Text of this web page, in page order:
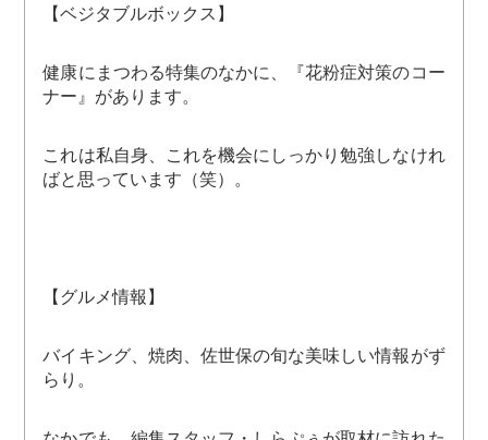
【ベジタブルボックス】
健康にまつわる特集のなかに、『花粉症対策のコー
ナー』があります。
これは私自身、これを機会にしっかり勉強しなけれ
ばと思っています（笑）。
【グルメ情報】
バイキング、焼肉、佐世保の旬な美味しい情報がず
らり。